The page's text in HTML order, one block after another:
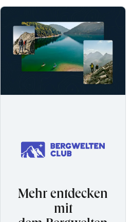
Mehr entdecken
mit